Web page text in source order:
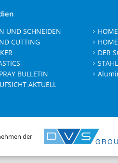
UND SCHNEIDEN
CUTTING
BULLETIN
AKTUELL
DER
der